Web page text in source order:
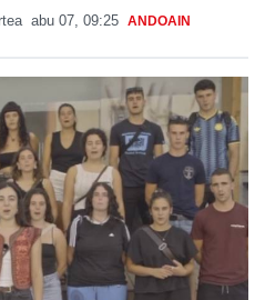
abu 07, 09:25 ANDOAIN